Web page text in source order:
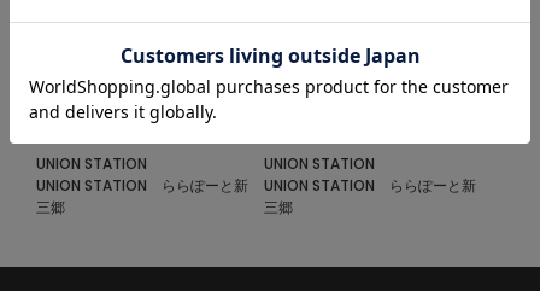
入れながら、現代の大人にふさわしいファッションを追求するブ
ランドです。
▼Instagram：@unionstation_official
2026.07.09
UNION STATION
UNION STATION ららぽーと新
三郷
UNION STATION
UNION STATION ららぽーと新
三郷